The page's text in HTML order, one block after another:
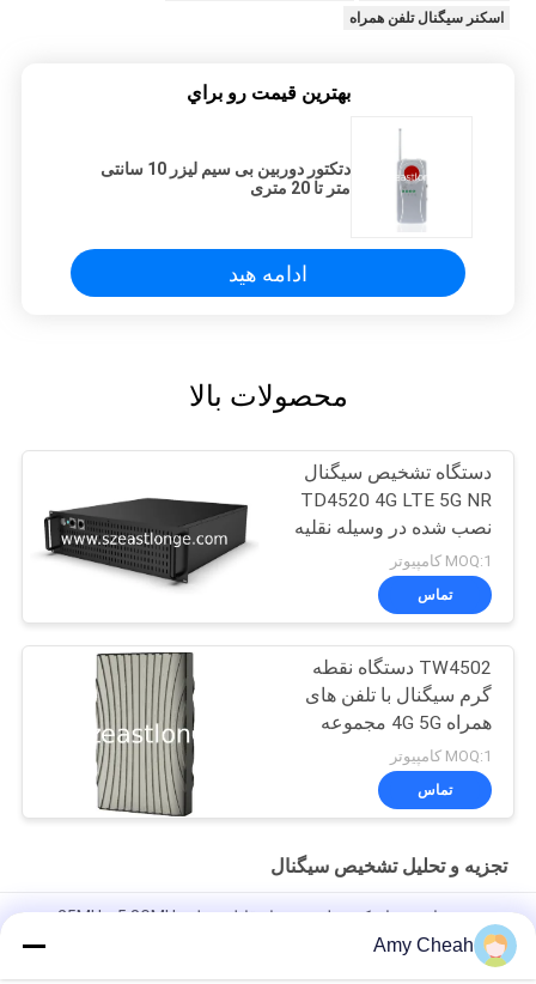
اسکنر سیگنال تلفن همراه
بهترين قيمت رو براي
دتکتور دوربین بی سیم لیزر 10 سانتی
متر تا 20 متری
ادامه هید
محصولات بالا
دستگاه تشخیص سیگنال
TD4520 4G LTE 5G NR
نصب شده در وسیله نقلیه
MOQ:1 کامپیوتر
تماس
TW4502 دستگاه نقطه
گرم سیگنال با تلفن های
همراه 4G 5G مجموعه
IMSI
MOQ:1 کامپیوتر
تماس
تجزیه و تحلیل تشخیص سیگنال
دوربين سياه سوراخ کش تلفن همراه قابل حمل 25MHz-5.8GMHz
Amy Cheah